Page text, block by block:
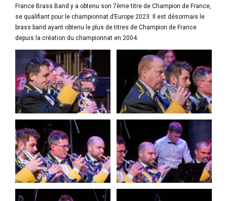
France Brass Band y a obtenu son 7ème titre de Champion de France,
se qualifiant pour le championnat d’Europe 2023. Il est désormais le
brass band ayant obtenu le plus de titres de Champion de France
depuis la création du championnat en 2004.